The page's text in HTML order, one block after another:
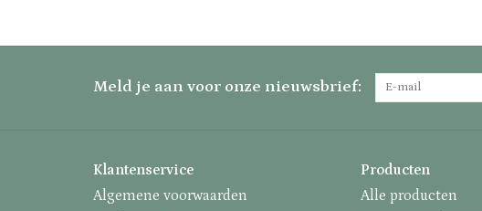
Meld je aan voor onze nieuwsbrief:
Klantenservice
Algemene voorwaarden
Producten
Alle producten